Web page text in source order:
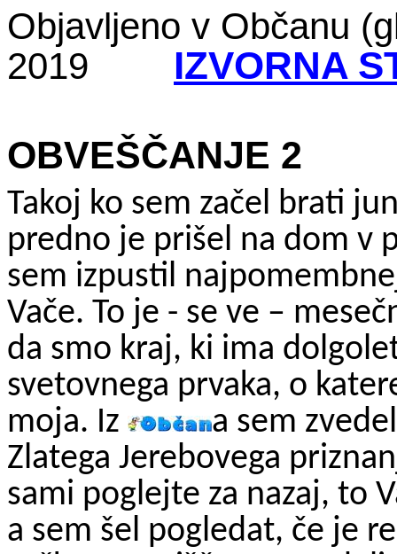
Objavljeno v Občanu
2019
IZVORNA
OBVEŠČANJE 2
Takoj ko sem začel brati
predno je prišel na dom v
sem izpustil
Vače. To je - se ve –
da smo kraj, ki ima
svetovnega prvaka, o
moja. Iz
a sem
Zlatega Jerebovega
sami poglejte za nazaj, to
a sem šel pogledat, če je